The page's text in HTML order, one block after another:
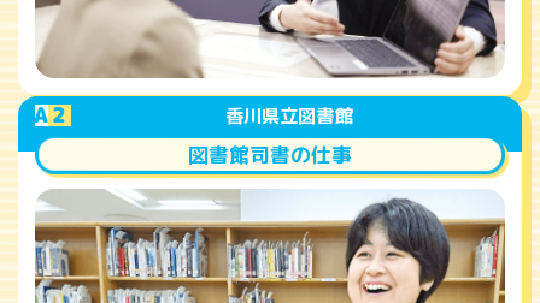
A2 香川県立図書館
図書館司書の仕事